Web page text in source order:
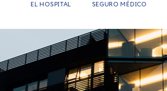
EL HOSPITAL SEGURO MÉDICO